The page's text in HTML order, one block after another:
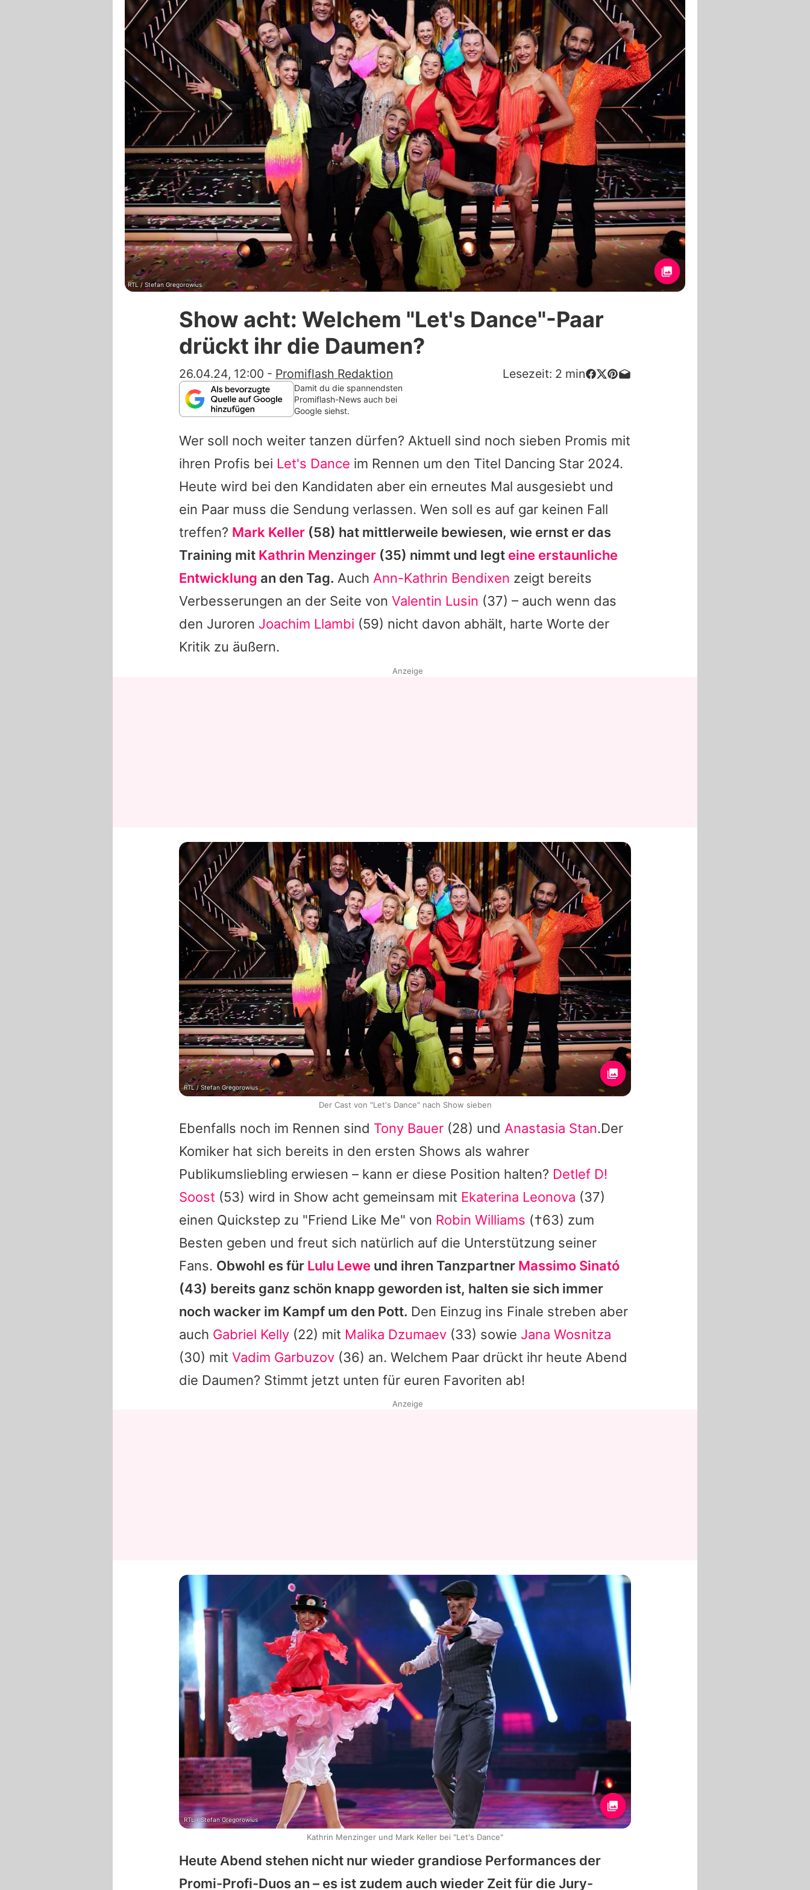
Filme & Serien
Lifestyle
Familie & Liebe
Promiflash Exklusiv
Alle Themen auf Promiflash
Jobs
App runterladen
Team
Redaktionelle Richtlinien
Impressum
Datenschutzerklärung
Nutzungsbedingungen
Utiq verwalten
RTL / Stefan Gregorowius
Show acht: Welchem "Let's Dance"-Paar
drückt ihr die Daumen?
26.04.24, 12:00 - Promiflash Redaktion Lesezeit: 2 min
Damit du die spannendsten
Promiflash-News auch bei
Google siehst.
Wer soll noch weiter tanzen dürfen? Aktuell sind noch sieben Promis mit
ihren Profis bei Let's Dance im Rennen um den Titel Dancing Star 2024.
Heute wird bei den Kandidaten aber ein erneutes Mal ausgesiebt und
ein Paar muss die Sendung verlassen. Wen soll es auf gar keinen Fall
treffen? Mark Keller (58) hat mittlerweile bewiesen, wie ernst er das
Training mit Kathrin Menzinger (35) nimmt und legt eine erstaunliche
Entwicklung an den Tag. Auch Ann-Kathrin Bendixen zeigt bereits
Verbesserungen an der Seite von Valentin Lusin (37) – auch wenn das
den Juroren Joachim Llambi (59) nicht davon abhält, harte Worte der
Kritik zu äußern.
Ebenfalls noch im Rennen sind Tony Bauer (28) und Anastasia Stan.Der
Komiker hat sich bereits in den ersten Shows als wahrer
Publikumsliebling erwiesen – kann er diese Position halten? Detlef D!
Soost (53) wird in Show acht gemeinsam mit Ekaterina Leonova (37)
einen Quickstep zu "Friend Like Me" von Robin Williams (†63) zum
Besten geben und freut sich natürlich auf die Unterstützung seiner
Fans. Obwohl es für Lulu Lewe und ihren Tanzpartner Massimo Sinató
(43) bereits ganz schön knapp geworden ist, halten sie sich immer
noch wacker im Kampf um den Pott. Den Einzug ins Finale streben aber
auch Gabriel Kelly (22) mit Malika Dzumaev (33) sowie Jana Wosnitza
(30) mit Vadim Garbuzov (36) an. Welchem Paar drückt ihr heute Abend
die Daumen? Stimmt jetzt unten für euren Favoriten ab!
Heute Abend stehen nicht nur wieder grandiose Performances der
Promi-Profi-Duos an – es ist zudem auch wieder Zeit für die Jury-
Anzeige
RTL / Stefan Gregorowius
Der Cast von "Let's Dance" nach Show sieben
Anzeige
RTL / Stefan Gregorowius
Kathrin Menzinger und Mark Keller bei "Let's Dance"